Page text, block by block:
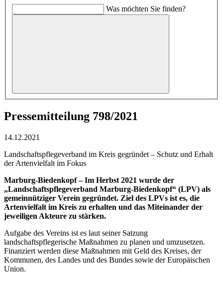
Was möchten Sie finden?
Pressemitteilung 798/2021
14.12.2021
Landschaftspflegeverband im Kreis gegründet – Schutz und Erhalt
der Artenvielfalt im Fokus
Marburg-Biedenkopf – Im Herbst 2021 wurde der
„Landschaftspflegeverband Marburg-Biedenkopf“ (LPV) als
gemeinnütziger Verein gegründet. Ziel des LPVs ist es, die
Artenvielfalt im Kreis zu erhalten und das Miteinander der
jeweiligen Akteure zu stärken.
Aufgabe des Vereins ist es laut seiner Satzung
landschaftspflegerische Maßnahmen zu planen und umzusetzen.
Finanziert werden diese Maßnahmen mit Geld des Kreises, der
Kommunen, des Landes und des Bundes sowie der Europäischen
Union.